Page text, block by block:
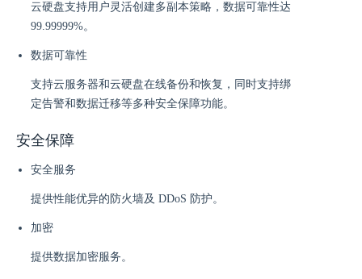
云硬盘支持用户灵活创建多副本策略，数据可靠性达
99.99999%。
数据可靠性
支持云服务器和云硬盘在线备份和恢复，同时支持绑
定告警和数据迁移等多种安全保障功能。
安全保障
安全服务
提供性能优异的防火墙及 DDoS 防护。
加密
提供数据加密服务。